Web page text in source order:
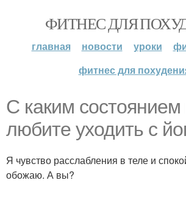
ФИТНЕС ДЛЯ
главная новости уроки
фитнес для
С каким
любите уходить с
Я чувство расслабления в теле и
обожаю. А вы?